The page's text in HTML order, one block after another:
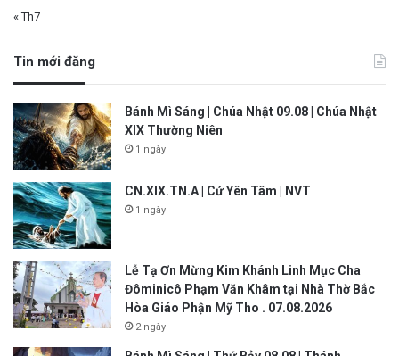
« Th7
Tin mới đăng
Bánh Mì Sáng | Chúa Nhật 09.08 | Chúa Nhật
XIX Thường Niên
1 ngày
CN.XIX.TN.A | Cứ Yên Tâm | NVT
1 ngày
Lễ Tạ Ơn Mừng Kim Khánh Linh Mục Cha
Đôminicô Phạm Văn Khâm tại Nhà Thờ Bắc
Hòa Giáo Phận Mỹ Tho . 07.08.2026
2 ngày